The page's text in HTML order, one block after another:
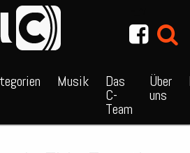
Musik Das
C-
Team
Über
uns